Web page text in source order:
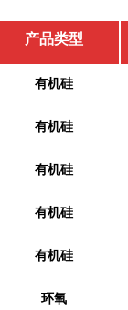
产品类型
有机硅
有机硅
有机硅
有机硅
有机硅
环氧